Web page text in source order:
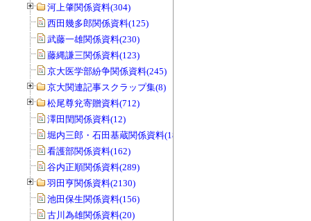
河上肇関係資料(304)
西田幾多郎関係資料(125)
武藤一雄関係資料(230)
藤縄謙三関係資料(123)
京大医学部紛争関係資料(245)
京大関連記事スクラップ集(8)
松尾尊兊寄贈資料(712)
澤田閏関係資料(12)
堀内三郎・石田基蔵関係資料(189)
看護部関係資料(162)
谷内正順関係資料(289)
羽田亨関係資料(2130)
池田保生関係資料(156)
古川為雄関係資料(20)